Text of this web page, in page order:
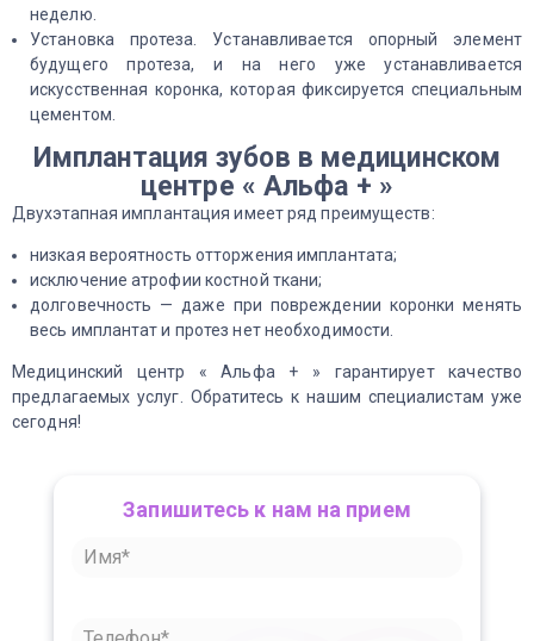
неделю.
Установка протеза. Устанавливается опорный элемент
будущего протеза, и на него уже устанавливается
искусственная коронка, которая фиксируется специальным
цементом.
Имплантация зубов в медицинском
центре « Альфа + »
Двухэтапная имплантация имеет ряд преимуществ:
низкая вероятность отторжения имплантата;
исключение атрофии костной ткани;
долговечность — даже при повреждении коронки менять
весь имплантат и протез нет необходимости.
Медицинский центр « Альфа + » гарантирует качество
предлагаемых услуг. Обратитесь к нашим специалистам уже
сегодня!
Запишитесь к нам на прием